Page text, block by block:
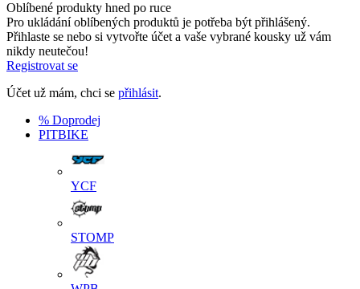
Oblíbené produkty hned po ruce
Pro ukládání oblíbených produktů je potřeba být přihlášený.
Přihlaste se nebo si vytvořte účet a vaše vybrané kousky už vám
nikdy neutečou!
Registrovat se
Účet už mám, chci se přihlásit.
% Doprodej
PITBIKE
YCF
STOMP